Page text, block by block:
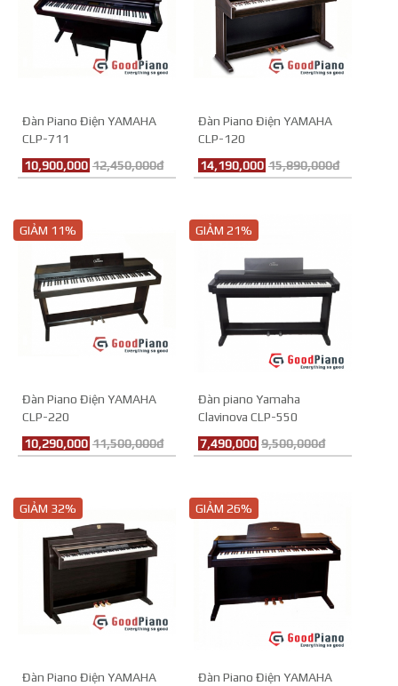
Đàn Piano Điện YAMAHA
CLP-711
10,900,000 12,450,000đ
Đàn Piano Điện YAMAHA
CLP-120
14,190,000 15,890,000đ
GIẢM 11%
Đàn Piano Điện YAMAHA
CLP-220
10,290,000 11,500,000đ
GIẢM 21%
Đàn piano Yamaha
Clavinova CLP-550
7,490,000 9,500,000đ
GIẢM 32%
Đàn Piano Điện YAMAHA
GIẢM 26%
Đàn Piano Điện YAMAHA